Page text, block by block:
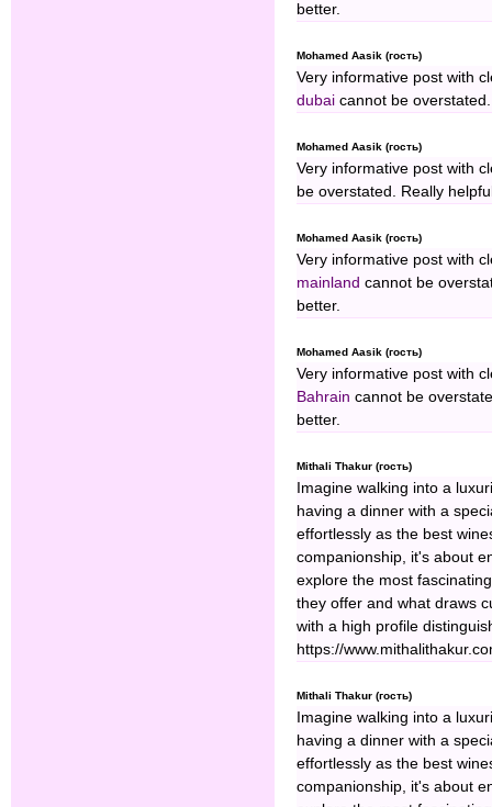
better.
Mohamed Aasik (гость)
Very informative post with
dubai cannot be
Mohamed Aasik (гость)
Very informative post with
be overstated. Really
Mohamed Aasik (гость)
Very informative post with
mainland cannot be
better.
Mohamed Aasik (гость)
Very informative post with
Bahrain cannot be
better.
Mithali Thakur (гость)
Imagine walking into a
having a dinner with a
effortlessly as the best
companionship, it's about
explore the most
they offer and what draws
with a high profile
https://
Mithali Thakur (гость)
Imagine walking into a
having a dinner with a
effortlessly as the best
companionship, it's about